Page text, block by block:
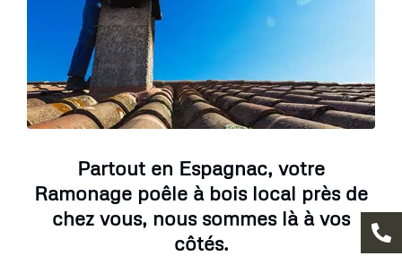
Partout en Espagnac, votre
Ramonage poêle à bois local près de
chez vous, nous sommes là à vos
côtés.